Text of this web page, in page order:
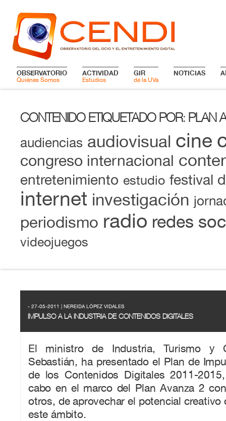
OBSERVATORIO
Quiénes Somos
ACTIVIDAD
Estudios
GIR
de la UVa
NOTICIAS
CONTENIDO ETIQUETADO POR: PLAN
audiencias audiovisual cine
congreso internacional
entretenimiento estudio festival
internet investigación
periodismo radio redes
videojuegos
- 27-05-2011 | NEREIDA LÓPEZ VIDALES
IMPULSO A LA INDUSTRIA DE CONTENIDOS DIGITALES
El ministro de Industria, Turismo y
Sebastián, ha presentado el Plan de
de los Contenidos Digitales 2011-
cabo en el marco del Plan Avanza 2
otros, de aprovechar el potencial creativo
este ámbito.